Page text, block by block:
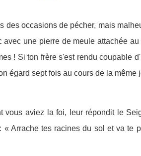
occasions de pécher, mais
une pierre de meule attachée
! Si ton frère s'est rendu coupable
égard sept fois au cours de la même
vous aviez la foi, leur répondit le
Arrache tes racines du sol et va te